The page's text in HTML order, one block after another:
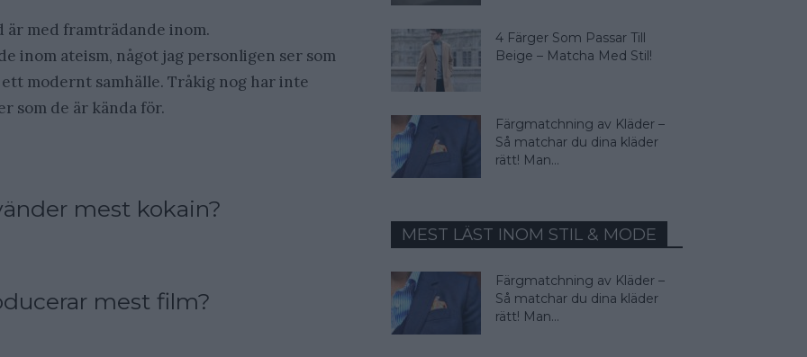
är med framträdande inom.
inom ateism, något jag personligen ser som
modernt samhälle. Tråkig nog har inte
som de är kända för.
mest kokain?
mest film?
4 Färger Som Passar Till
Beige – Matcha Med Stil!
Färgmatchning av Kläder –
Så matchar du dina kläder
rätt! Man...
MEST LÄST INOM STIL & MODE
Färgmatchning av Kläder –
Så matchar du dina kläder
rätt! Man...